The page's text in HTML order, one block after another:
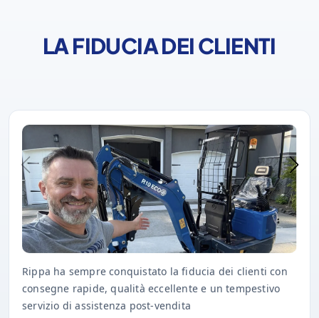
LA FIDUCIA DEI CLIENTI
Rippa ha sempre conquistato la fiducia dei clienti con
consegne rapide, qualità eccellente e un tempestivo
servizio di assistenza post-vendita